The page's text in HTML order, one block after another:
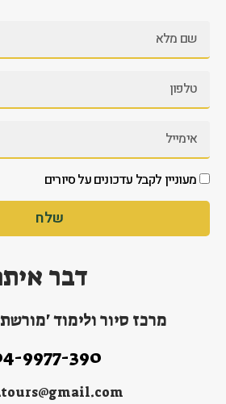
מעוניין לקבל עדכונים על סיורים
שלח
דבר
מרכז סיור ולימוד
9977-390